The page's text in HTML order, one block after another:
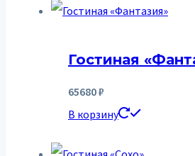
Гостиная
65680₽
В корзину